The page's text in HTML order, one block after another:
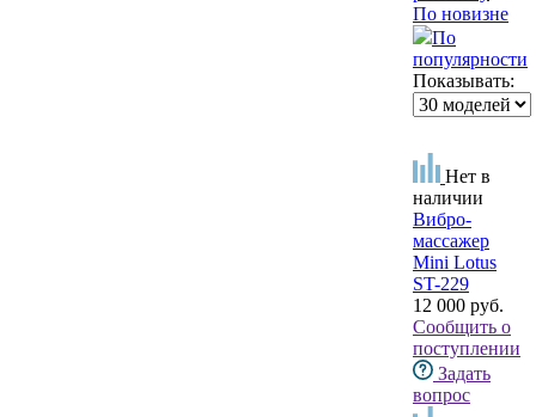
По новизне
По
популярности
Показывать:
Нет в
наличии
Вибро-
массажер
Mini Lotus
ST-229
12 000 руб.
Сообщить о
поступлении
Задать
вопрос